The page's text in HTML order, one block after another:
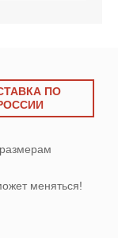
ПО
меняться!